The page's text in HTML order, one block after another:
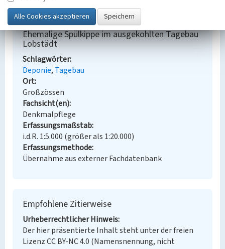
BKM-Nummer:
Ehemalige Spülkippe im ausgekohlten Tagebau
Lobstädt
Schlagwörter
Deponie Tagebau
Ort
Großzössen
Fachsicht(en)
Denkmalpflege
Erfassungsmaßstab
i.d.R. 1:5.000 (größer als 1:20.000)
Erfassungsmethode
Übernahme aus externer Fachdatenbank
Empfohlene Zitierweise
Urheberrechtlicher Hinweis
Der hier präsentierte Inhalt steht unter der freien
Lizenz CC BY-NC 4.0 (Namensnennung, nicht